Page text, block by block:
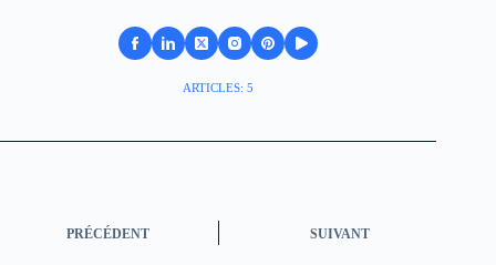
ARTICLES: 5
PRÉCÉDENT SUIVANT